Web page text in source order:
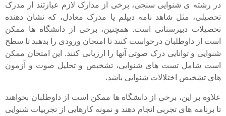
در رشته ی شنوایی سنجی، برخی از مدارک لازم عبارتند از مدرک
تحصیلی، مثل شاهد نامه دیپلم یا مدرک معادل، که نشان دهنده
تحصیلات دبیرستانی است. همچنین، برخی از دانشگاه ها ممکن
است از داوطلبان درخواست کنند تا امتحان ورودی را بدهند تا سطح
شنوایی و توانایی درک صوتی آنها را ارزیابی کنند. این امتحان ممکن
است شامل تست های شنوایی، تشخیص و تحلیل صوت و آزمون
های تشخیص اختلالات شنوایی باشد.
علاوه بر این، برخی از دانشگاه ها ممکن است از داوطلبان بخواهند
تا برنامه های تجربی انجام دهند و نمونه کارهایی از تجربیات شنوایی